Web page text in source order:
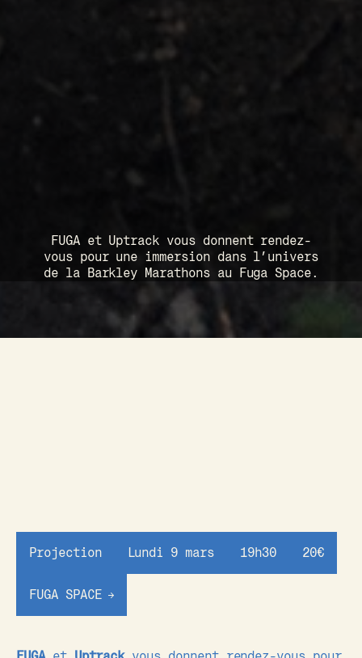
FUGA et Uptrack vous donnent rendez-
vous pour une immersion dans l’univers
de la Barkley Marathons au Fuga Space.
Projection Lundi 9 mars 19h30 20€
FUGA SPACE